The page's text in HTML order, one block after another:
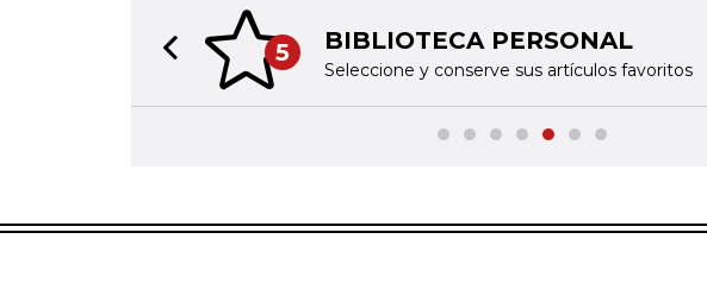
5 BIBLIOTECA PERSONAL
Seleccione y conserve sus artículos favoritos
Previous slide